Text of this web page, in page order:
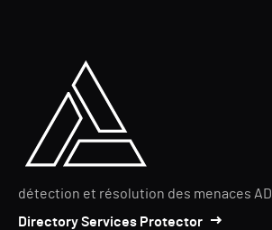
détection et résolution des menaces AD
Directory Services Protector